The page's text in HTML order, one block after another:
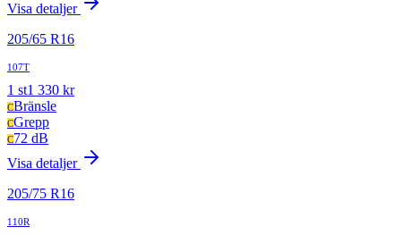
Visa detaljer
205/65 R16
107T
1 st1 330 kr
CBränsle
CGrepp
C72 dB
Visa detaljer
205/75 R16
110R